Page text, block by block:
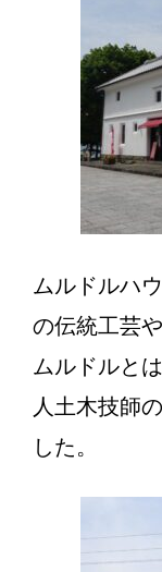
ムルドルハ
の伝統工芸
ムルドルと
人土木技師
した。